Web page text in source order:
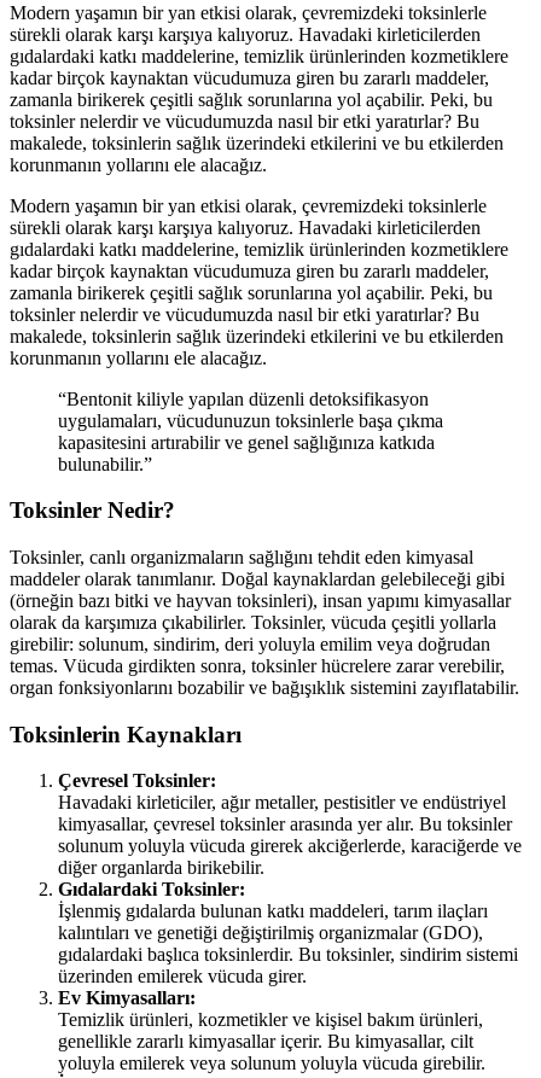
Modern yaşamın bir yan etkisi olarak, çevremizdeki toksinlerle
sürekli olarak karşı karşıya kalıyoruz. Havadaki kirleticilerden
gıdalardaki katkı maddelerine, temizlik ürünlerinden kozmetiklere
kadar birçok kaynaktan vücudumuza giren bu zararlı maddeler,
zamanla birikerek çeşitli sağlık sorunlarına yol açabilir. Peki, bu
toksinler nelerdir ve vücudumuzda nasıl bir etki yaratırlar? Bu
makalede, toksinlerin sağlık üzerindeki etkilerini ve bu etkilerden
korunmanın yollarını ele alacağız.
Modern yaşamın bir yan etkisi olarak, çevremizdeki toksinlerle
sürekli olarak karşı karşıya kalıyoruz. Havadaki kirleticilerden
gıdalardaki katkı maddelerine, temizlik ürünlerinden kozmetiklere
kadar birçok kaynaktan vücudumuza giren bu zararlı maddeler,
zamanla birikerek çeşitli sağlık sorunlarına yol açabilir. Peki, bu
toksinler nelerdir ve vücudumuzda nasıl bir etki yaratırlar? Bu
makalede, toksinlerin sağlık üzerindeki etkilerini ve bu etkilerden
korunmanın yollarını ele alacağız.
“Bentonit kiliyle yapılan düzenli detoksifikasyon
uygulamaları, vücudunuzun toksinlerle başa çıkma
kapasitesini artırabilir ve genel sağlığınıza katkıda
bulunabilir.”
Toksinler Nedir?
Toksinler, canlı organizmaların sağlığını tehdit eden kimyasal
maddeler olarak tanımlanır. Doğal kaynaklardan gelebileceği gibi
(örneğin bazı bitki ve hayvan toksinleri), insan yapımı kimyasallar
olarak da karşımıza çıkabilirler. Toksinler, vücuda çeşitli yollarla
girebilir: solunum, sindirim, deri yoluyla emilim veya doğrudan
temas. Vücuda girdikten sonra, toksinler hücrelere zarar verebilir,
organ fonksiyonlarını bozabilir ve bağışıklık sistemini zayıflatabilir.
Toksinlerin Kaynakları
Çevresel Toksinler:
Havadaki kirleticiler, ağır metaller, pestisitler ve endüstriyel
kimyasallar, çevresel toksinler arasında yer alır. Bu toksinler
solunum yoluyla vücuda girerek akciğerlerde, karaciğerde ve
diğer organlarda birikebilir.
Gıdalardaki Toksinler:
İşlenmiş gıdalarda bulunan katkı maddeleri, tarım ilaçları
kalıntıları ve genetiği değiştirilmiş organizmalar (GDO),
gıdalardaki başlıca toksinlerdir. Bu toksinler, sindirim sistemi
üzerinden emilerek vücuda girer.
Ev Kimyasalları:
Temizlik ürünleri, kozmetikler ve kişisel bakım ürünleri,
genellikle zararlı kimyasallar içerir. Bu kimyasallar, cilt
yoluyla emilerek veya solunum yoluyla vücuda girebilir.